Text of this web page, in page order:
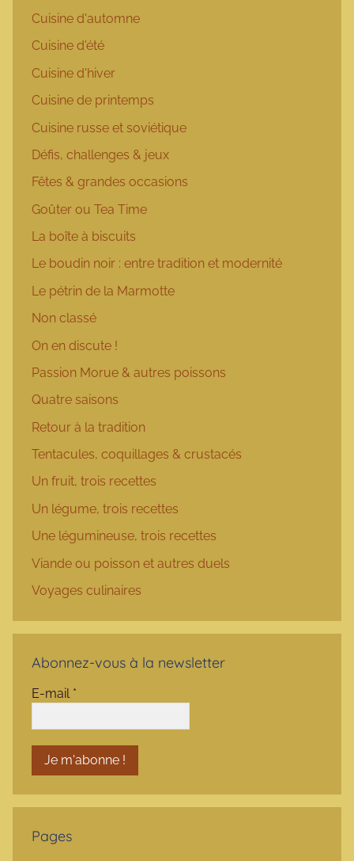
Cuisine d'automne
Cuisine d'été
Cuisine d'hiver
Cuisine de printemps
Cuisine russe et soviétique
Défis, challenges & jeux
Fêtes & grandes occasions
Goûter ou Tea Time
La boîte à biscuits
Le boudin noir : entre tradition et modernité
Le pétrin de la Marmotte
Non classé
On en discute !
Passion Morue & autres poissons
Quatre saisons
Retour à la tradition
Tentacules, coquillages & crustacés
Un fruit, trois recettes
Un légume, trois recettes
Une légumineuse, trois recettes
Viande ou poisson et autres duels
Voyages culinaires
Abonnez-vous à la newsletter
E-mail *
Pages